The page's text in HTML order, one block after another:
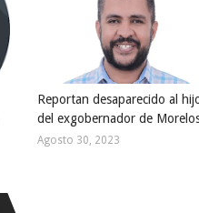
Reportan desaparecido al
del exgobernador de
Agosto 30, 2023